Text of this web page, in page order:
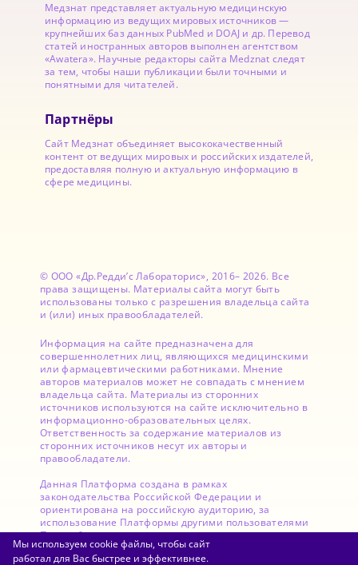
Медзнат представляет актуальную медицинскую
информацию из ведущих мировых источников —
крупнейших баз данных PubMed и DOAJ и др. Перевод
статей иностранных авторов выполнен агентством
«Awatera». Научные редакторы сайта Medznat следят
за тем, чтобы наши публикации были точными и
понятными для читателей.
Партнёры
Сайт Медзнат объединяет высококачественный
контент от ведущих мировых и российских издателей,
предоставляя полную и актуальную информацию в
сфере медицины.
© ООО «Др.Редди’с Лабораторис», 2016– 2026. Все
права защищены. Материалы сайта могут быть
использованы только с разрешения владельца сайта
и (или) иных правообладателей.
Информация на сайте предназначена для
совершеннолетних лиц, являющихся медицинскими
или фармацевтическими работниками. Мнение
авторов материалов может не совпадать с мнением
владельца сайта. Материалы из сторонних
источников используются на сайте исключительно в
информационно-образовательных целях.
Ответственность за содержание материалов из
сторонних источников несут их авторы и
правообладатели.
Данная Платформа создана в рамках
законодательства Российской Федерации и
ориентирована на российскую аудиторию, за
использование Платформы другими пользователями
Правообладатель ответственности не несет.
Мы используем cookie файлы, чтобы сайт
работал для Вас быстрее и эффективнее.